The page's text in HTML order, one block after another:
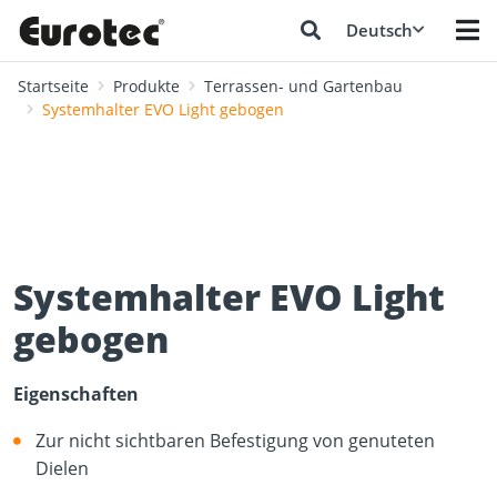
Deutsch
Startseite Produkte
Terrassen- und Gartenbau
Systemhalter EVO Light gebogen
Systemhalter EVO Light
gebogen
Eigenschaften
Zur nicht sichtbaren Befestigung von genuteten
Dielen